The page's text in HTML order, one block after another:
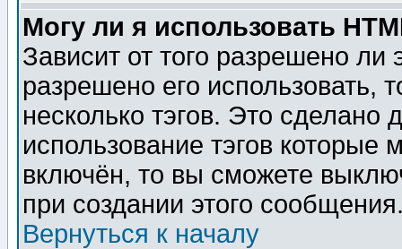
Могу ли я использовать
Зависит от того разрешено
разрешено его использовать,
несколько тэгов. Это сделано
использование тэгов
включён, то вы сможете
при создании этого
Вернуться к началу